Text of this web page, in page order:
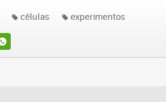
células experimentos